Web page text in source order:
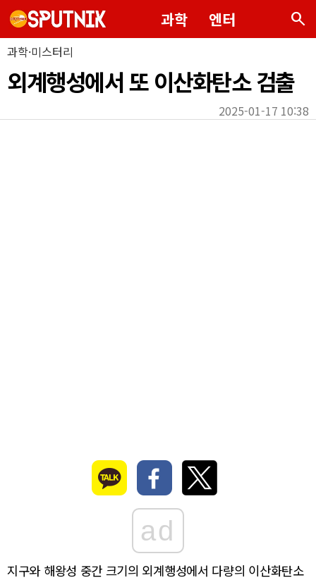
과학 엔터 search
과학·미스터리
외계행성에서 또 이산화탄소 검출
2025-01-17 10:38
ad
지구와 해왕성 중간 크기의 외계행성에서 다량의 이산화탄소